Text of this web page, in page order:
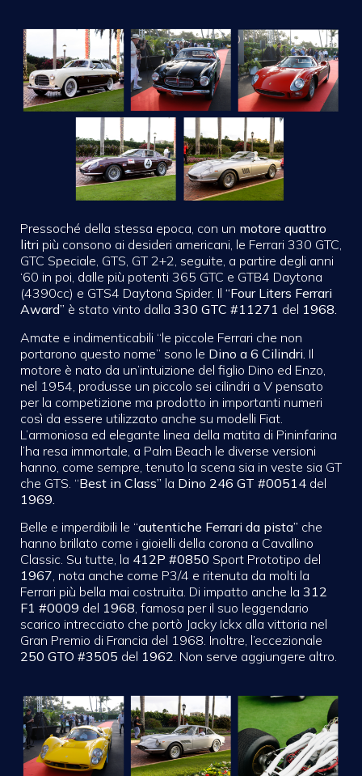
Pressoché della stessa epoca, con un motore quattro
litri più consono ai desideri americani, le Ferrari 330 GTC,
GTC Speciale, GTS, GT 2+2, seguite, a partire degli anni
‘60 in poi, dalle più potenti 365 GTC e GTB4 Daytona
(4390cc) e GTS4 Daytona Spider. Il “Four Liters Ferrari
Award” è stato vinto dalla 330 GTC #11271 del 1968.
Amate e indimenticabili “le piccole Ferrari che non
portarono questo nome” sono le Dino a 6 Cilindri. Il
motore è nato da un’intuizione del figlio Dino ed Enzo,
nel 1954, produsse un piccolo sei cilindri a V pensato
per la competizione ma prodotto in importanti numeri
così da essere utilizzato anche su modelli Fiat.
L’armoniosa ed elegante linea della matita di Pininfarina
l’ha resa immortale, a Palm Beach le diverse versioni
hanno, come sempre, tenuto la scena sia in veste sia GT
che GTS. “Best in Class” la Dino 246 GT #00514 del
1969.
Belle e imperdibili le “autentiche Ferrari da pista” che
hanno brillato come i gioielli della corona a Cavallino
Classic. Su tutte, la 412P #0850 Sport Prototipo del
1967, nota anche come P3/4 e ritenuta da molti la
Ferrari più bella mai costruita. Di impatto anche la 312
F1 #0009 del 1968, famosa per il suo leggendario
scarico intrecciato che portò Jacky Ickx alla vittoria nel
Gran Premio di Francia del 1968. Inoltre, l’eccezionale
250 GTO #3505 del 1962. Non serve aggiungere altro.